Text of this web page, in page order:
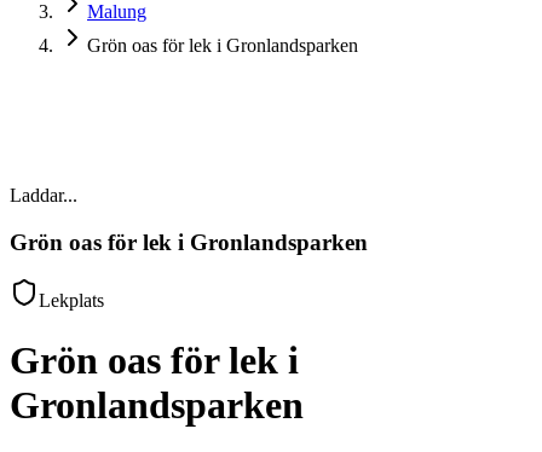
Malung
Grön oas för lek i Gronlandsparken
Laddar...
Grön oas för lek i Gronlandsparken
Lekplats
Grön oas för lek i
Gronlandsparken